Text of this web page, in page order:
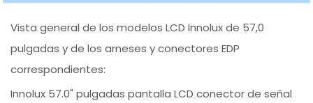
Vista general de los modelos LCD Innolux de 57,0
pulgadas y de los arneses y conectores EDP
correspondientes:
Innolux 57.0" pulgadas pantalla LCD conector de señal